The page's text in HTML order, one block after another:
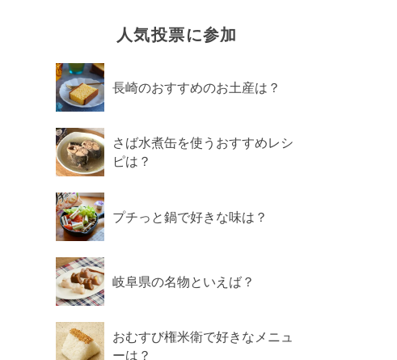
人気投票に参加
長崎のおすすめのお土産は？
さば水煮缶を使うおすすめレシ
ピは？
プチっと鍋で好きな味は？
岐阜県の名物といえば？
おむすび権米衛で好きなメニュ
ーは？